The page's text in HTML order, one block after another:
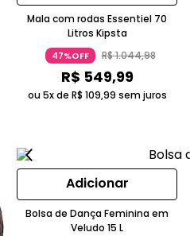
Mala com rodas Essentiel 70
Litros Kipsta
47%OFF R$1.044,98
R$ 549,99
ou 5x de R$ 109,99 sem juros
Adicionar
Bolsa de Dança Feminina em
Veludo 15 L